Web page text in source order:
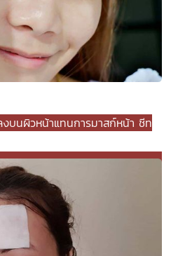
งบนผิวหน้าแทนการมาสก์หน้า ชีท